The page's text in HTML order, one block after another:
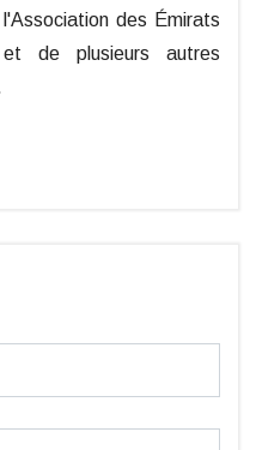
des Émirats
de plusieurs autres